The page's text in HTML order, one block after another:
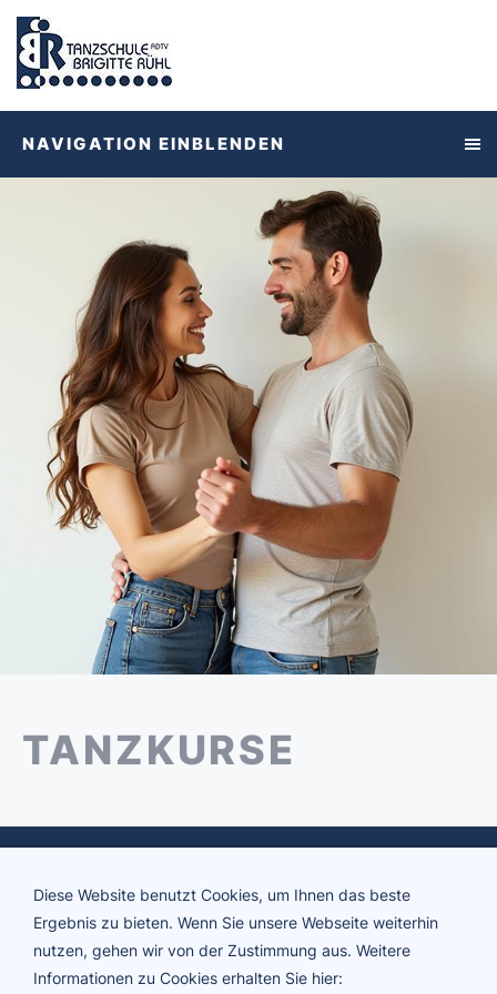
NAVIGATION EINBLENDEN
TANZKURSE
Diese Website benutzt Cookies, um Ihnen das beste
Ergebnis zu bieten. Wenn Sie unsere Webseite weiterhin
nutzen, gehen wir von der Zustimmung aus. Weitere
Informationen zu Cookies erhalten Sie hier: